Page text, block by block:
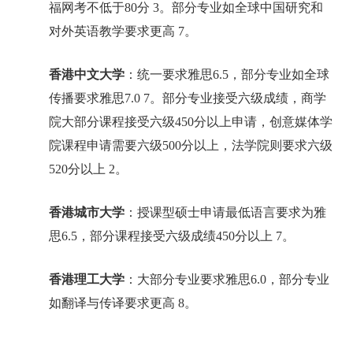
福网考不低于80分 3。部分专业如全球中国研究和
对外英语教学要求更高 7。
香港中文大学 ：统一要求雅思6.5，部分专业如全球
传播要求雅思7.0 7。部分专业接受六级成绩，商学
院大部分课程接受六级450分以上申请，创意媒体学
院课程申请需要六级500分以上，法学院则要求六级
520分以上 2。
香港城市大学 ：授课型硕士申请最低语言要求为雅
思6.5，部分课程接受六级成绩450分以上 7。
香港理工大学 ：大部分专业要求雅思6.0，部分专业
如翻译与传译要求更高 8。